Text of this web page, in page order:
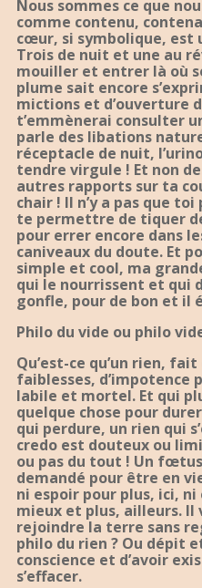
Nous sommes ce que
comme contenu,
cœur, si symbolique, est
Trois de nuit et une au
mouiller et entrer là où
plume sait encore
mictions et d’ouverture
t’emmènerai consulter
parle des libations
réceptacle de nuit,
tendre virgule ! Et non
autres rapports sur ta
chair ! Il n’y a pas que
te permettre de tiquer
pour errer encore dans
caniveaux du doute. Et
simple et cool, ma
qui le nourrissent et qui
gonfle, pour de bon et il
Philo du vide ou philo
Qu’est-ce qu’un rien,
faiblesses,
labile et mortel. Et qui
quelque chose pour
qui perdure, un rien qui
credo est douteux ou
ou pas du tout ! Un
demandé pour être en
ni espoir pour plus, ici,
mieux et plus, ailleurs. Il
rejoindre la terre sans
philo du rien ? Ou dépit
conscience et d’avoir
s’effacer.